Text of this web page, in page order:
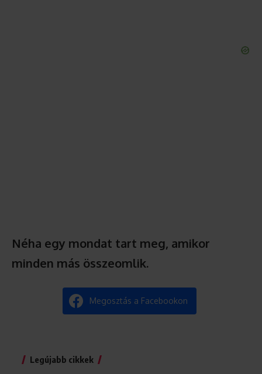
Néha egy mondat tart meg, amikor
minden más összeomlik.
Megosztás a Facebookon
Legújabb cikkek